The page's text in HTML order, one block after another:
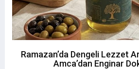
Ramazan’da Dengeli Lezzet
Amca’dan Enginar